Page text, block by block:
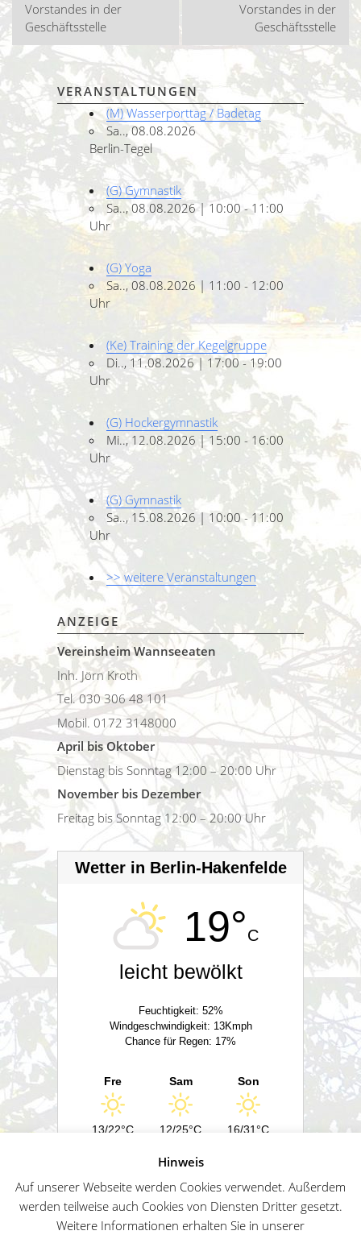
Vorstandes in der
Geschäftsstelle
Vorstandes in der
Geschäftsstelle
VERANSTALTUNGEN
(M) Wasserporttag / Badetag
Sa.., 08.08.2026
Berlin-Tegel
(G) Gymnastik
Sa.., 08.08.2026 | 10:00 - 11:00
Uhr
(G) Yoga
Sa.., 08.08.2026 | 11:00 - 12:00
Uhr
(Ke) Training der Kegelgruppe
Di.., 11.08.2026 | 17:00 - 19:00
Uhr
(G) Hockergymnastik
Mi.., 12.08.2026 | 15:00 - 16:00
Uhr
(G) Gymnastik
Sa.., 15.08.2026 | 10:00 - 11:00
Uhr
>> weitere Veranstaltungen
ANZEIGE
Vereinsheim Wannseeaten
Inh. Jörn Kroth
Tel. 030 306 48 101
Mobil. 0172 3148000
April bis Oktober
Dienstag bis Sonntag 12:00 – 20:00 Uhr
November bis Dezember
Freitag bis Sonntag 12:00 – 20:00 Uhr
Wetter in Berlin-Hakenfelde
19°C
leicht bewölkt
Feuchtigkeit: 52%
Windgeschwindigkeit: 13Kmph
Chance für Regen: 17%
Fre
13/22°C
Sam
12/25°C
Son
16/31°C
Impressum Datenschutz Sitemap German
Hinweis
Auf unserer Webseite werden Cookies verwendet. Außerdem
werden teilweise auch Cookies von Diensten Dritter gesetzt.
Weitere Informationen erhalten Sie in unserer